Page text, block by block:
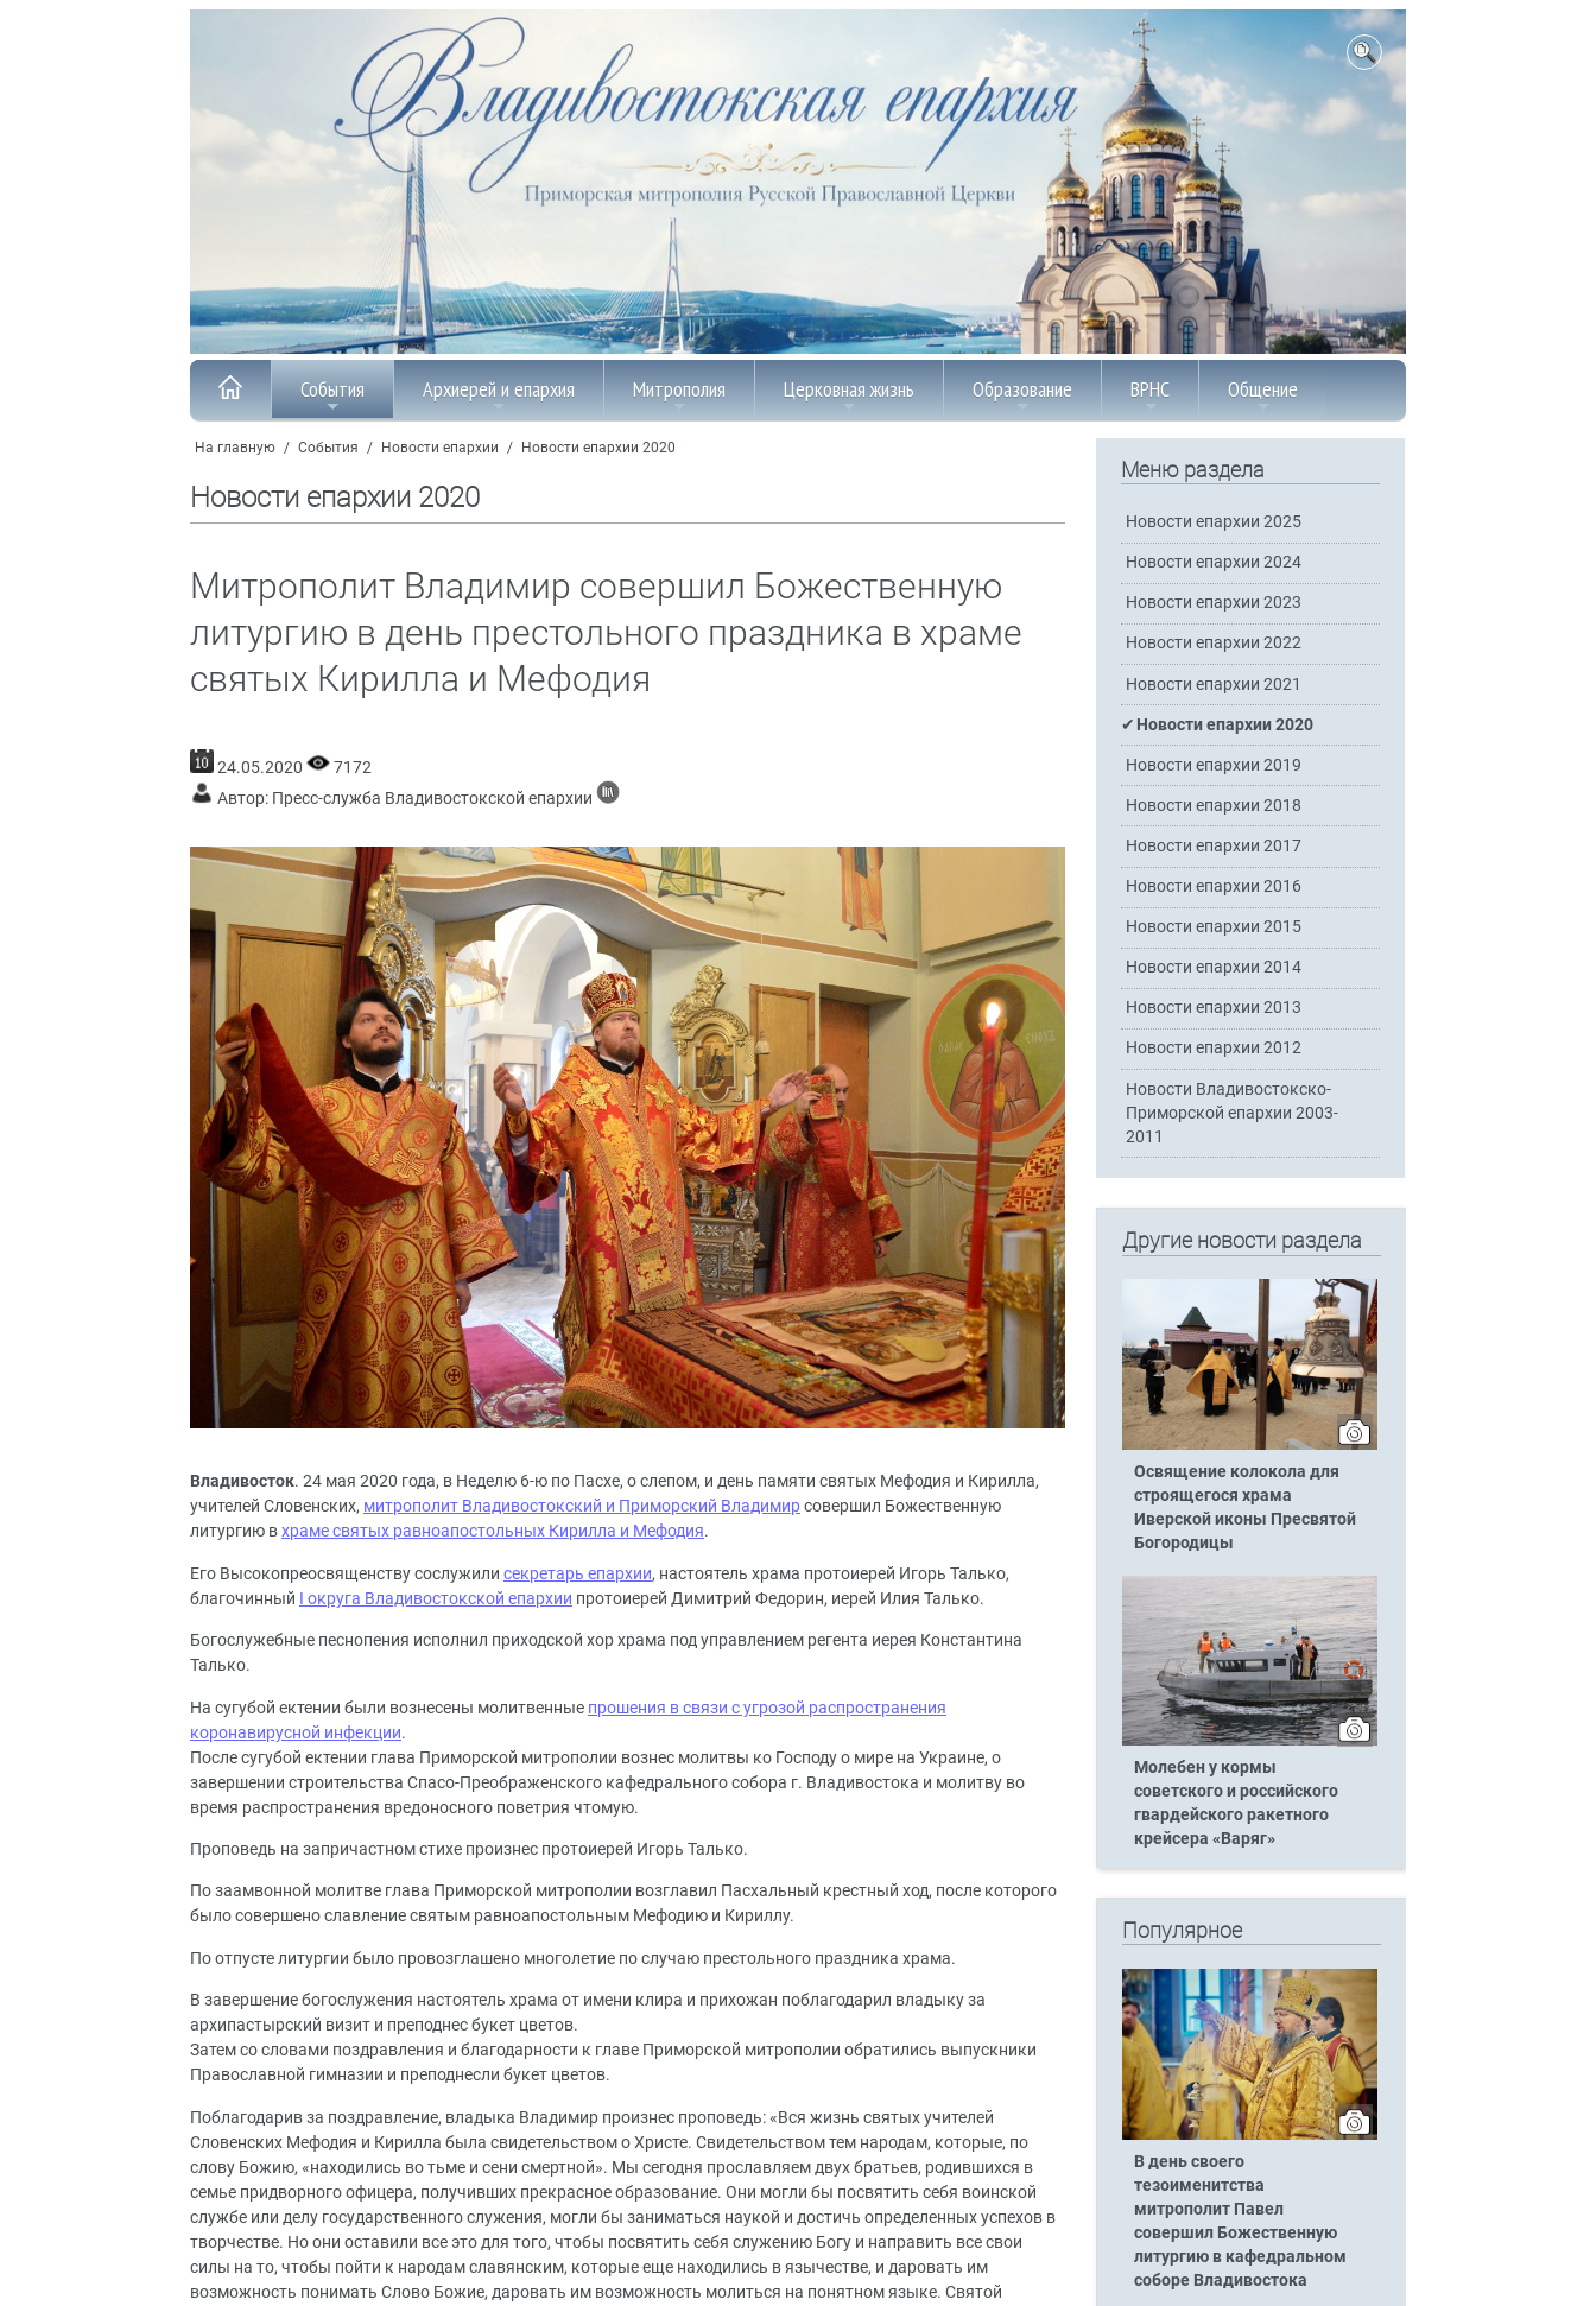
События Архиерей и епархия Митрополия Церковная жизнь Образование ВРНС Общение
На главную / События / Новости епархии / Новости епархии 2020
Новости епархии 2020
Митрополит Владимир совершил Божественную
литургию в день престольного праздника в храме
святых Кирилла и Мефодия
24.05.2020
7172
Автор: Пресс-служба Владивостокской епархии
Владивосток. 24 мая 2020 года, в Неделю 6-ю по Пасхе, о слепом, и день памяти святых Мефодия и Кирилла,
учителей Словенских, митрополит Владивостокский и Приморский Владимир совершил Божественную
литургию вхраме святых равноапостольных Кирилла и Мефодия.
Его Высокопреосвященству сослужили секретарь епархии, настоятель храма протоиерей Игорь Талько,
благочинный I округа Владивостокской епархии протоиерей Димитрий Федорин, иерей Илия Талько.
Богослужебные песнопения исполнил приходской хор храма под управлением регента иерея Константина
Талько.
На сугубой ектении были вознесены молитвенные прошения в связи с угрозой распространения
коронавирусной инфекции.
После сугубой ектении глава Приморской митрополии вознес молитвы ко Господу о мире на Украине, о
завершении строительства Спасо-Преображенского кафедрального собора г. Владивостока и молитву во
время распространения вредоносного поветрия чтомую.
Проповедь на запричастном стихе произнес протоиерей Игорь Талько.
По заамвонной молитве глава Приморской митрополии возглавил Пасхальный крестный ход, после которого
было совершено славление святым равноапостольным Мефодию и Кириллу.
По отпусте литургии было провозглашено многолетие по случаю престольного праздника храма.
В завершение богослужения настоятель храма от имени клира и прихожан поблагодарил владыку за
архипастырский визит и преподнес букет цветов.
Затем со словами поздравления и благодарности к главе Приморской митрополии обратились выпускники
Православной гимназии и преподнесли букет цветов.
Поблагодарив за поздравление, владыка Владимир произнес проповедь: «Вся жизнь святых учителей
Словенских Мефодия и Кирилла была свидетельством о Христе. Свидетельством тем народам, которые, по
слову Божию, «находились во тьме и сени смертной». Мы сегодня прославляем двух братьев, родившихся в
семье придворного офицера, получивших прекрасное образование. Они могли бы посвятить себя воинской
службе или делу государственного служения, могли бы заниматься наукой и достичь определенных успехов в
творчестве. Но они оставили все это для того, чтобы посвятить себя служению Богу и направить все свои
силы на то, чтобы пойти к народам славянским, которые еще находились в язычестве, и даровать им
возможность понимать Слово Божие, даровать им возможность молиться на понятном языке. Святой
Меню раздела
Новости епархии 2025
Новости епархии 2024
Новости епархии 2023
Новости епархии 2022
Новости епархии 2021
Новости епархии 2020
Новости епархии 2019
Новости епархии 2018
Новости епархии 2017
Новости епархии 2016
Новости епархии 2015
Новости епархии 2014
Новости епархии 2013
Новости епархии 2012
Новости Владивостокско-
Приморской епархии 2003-
2011
Другие новости раздела
Освящение колокола для
строящегося храма
Иверской иконы Пресвятой
Богородицы
Молебен у кормы
советского и российского
гвардейского ракетного
крейсера «Варяг»
Популярное
В день своего
тезоименитства
митрополит Павел
совершил Божественную
литургию в кафедральном
соборе Владивостока